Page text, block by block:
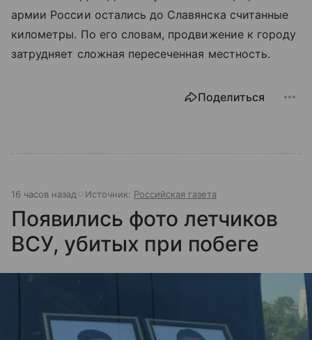
армии России остались до Славянска считанные
километры. По его словам, продвижение к городу
затрудняет сложная пересеченная местность.
Поделиться
16 часов назад Источник: Российская газета
Появились фото летчиков
ВСУ, убитых при побеге